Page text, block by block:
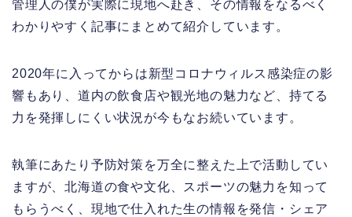
管理人の僕が実際に現地へ赴き、その情報をなるべく
わかりやすく記事にまとめて紹介しています。
2020年に入ってからは新型コロナウィルス感染症の影
響もあり、道内の飲食店や観光地の魅力など、持てる
力を発揮しにくい状況が今もなお続いています。
執筆にあたり予防対策を万全に整えた上で活動してい
ますが、北海道の食や文化、スポーツの魅力を知って
もらうべく、現地で仕入れた生の情報を発信・シェア